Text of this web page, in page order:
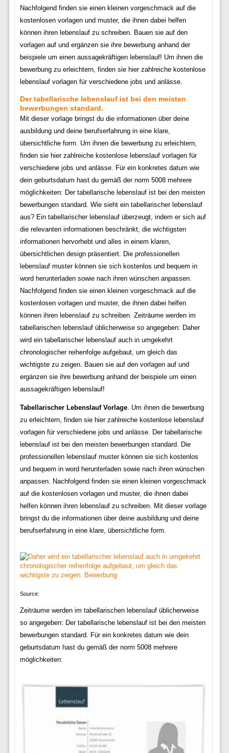
Nachfolgend finden sie einen kleinen vorgeschmack auf die
kostenlosen vorlagen und muster, die ihnen dabei helfen
können ihren lebenslauf zu schreiben. Bauen sie auf den
vorlagen auf und ergänzen sie ihre bewerbung anhand der
beispiele um einen aussagekräftigen lebenslauf! Um ihnen die
bewerbung zu erleichtern, finden sie hier zahlreiche kostenlose
lebenslauf vorlagen für verschiedene jobs und anlässe.
Der tabellarische lebenslauf ist bei den meisten
bewerbungen standard.
Mit dieser vorlage bringst du die informationen über deine
ausbildung und deine berufserfahrung in eine klare,
übersichtliche form. Um ihnen die bewerbung zu erleichtern,
finden sie hier zahlreiche kostenlose lebenslauf vorlagen für
verschiedene jobs und anlässe. Für ein konkretes datum wie
dein geburtsdatum hast du gemäß der norm 5008 mehrere
möglichkeiten: Der tabellarische lebenslauf ist bei den meisten
bewerbungen standard. Wie sieht ein tabellarischer lebenslauf
aus? Ein tabellarischer lebenslauf überzeugt, indem er sich auf
die relevanten informationen beschränkt, die wichtigsten
informationen hervorhebt und alles in einem klaren,
übersichtlichen design präsentiert. Die professionellen
lebenslauf muster können sie sich kostenlos und bequem in
word herunterladen sowie nach ihren wünschen anpassen.
Nachfolgend finden sie einen kleinen vorgeschmack auf die
kostenlosen vorlagen und muster, die ihnen dabei helfen
können ihren lebenslauf zu schreiben. Zeiträume werden im
tabellarischen lebenslauf üblicherweise so angegeben: Daher
wird ein tabellarischer lebenslauf auch in umgekehrt
chronologischer reihenfolge aufgebaut, um gleich das
wichtigste zu zeigen. Bauen sie auf den vorlagen auf und
ergänzen sie ihre bewerbung anhand der beispiele um einen
aussagekräftigen lebenslauf!
Tabellarischer Lebenslauf Vorlage. Um ihnen die bewerbung
zu erleichtern, finden sie hier zahlreiche kostenlose lebenslauf
vorlagen für verschiedene jobs und anlässe. Der tabellarische
lebenslauf ist bei den meisten bewerbungen standard. Die
professionellen lebenslauf muster können sie sich kostenlos
und bequem in word herunterladen sowie nach ihren wünschen
anpassen. Nachfolgend finden sie einen kleinen vorgeschmack
auf die kostenlosen vorlagen und muster, die ihnen dabei
helfen können ihren lebenslauf zu schreiben. Mit dieser vorlage
bringst du die informationen über deine ausbildung und deine
berufserfahrung in eine klare, übersichtliche form.
Source:
Zeiträume werden im tabellarischen lebenslauf üblicherweise
so angegeben: Der tabellarische lebenslauf ist bei den meisten
bewerbungen standard. Für ein konkretes datum wie dein
geburtsdatum hast du gemäß der norm 5008 mehrere
möglichkeiten: